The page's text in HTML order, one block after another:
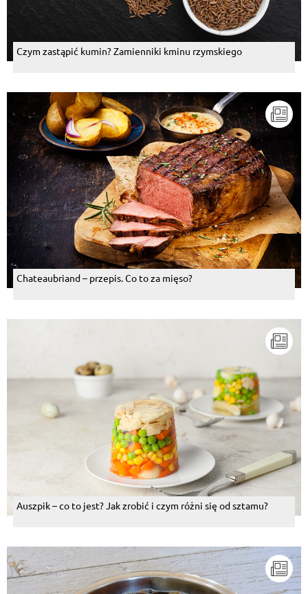
Czym zastąpić kumin? Zamienniki kminu rzymskiego
Chateaubriand – przepis. Co to za mięso?
Auszpik – co to jest? Jak zrobić i czym różni się od sztamu?